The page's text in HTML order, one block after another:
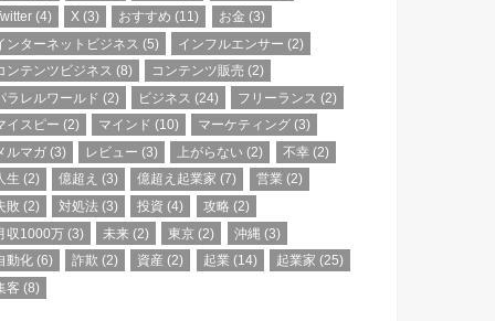
(4) X (3) おすすめ (11) お金 (3)
ンターネットビジネス (5) インフルエンサー (2)
ンテンツビジネス (8) コンテンツ販売 (2)
ラレルワールド (2) ビジネス (24) フリーランス (2)
イスピー (2) マインド (10) マーケティング (3)
ルマガ (3) レビュー (3) 上がらない (2) 不幸(2)
生 (2) 億超え (3) 億超え起業家 (7) 営業 (2)
敗 (2) 対処法 (3) 投資 (4) 攻略 (2)
収1000万 (3) 未来 (2) 東京 (2) 沖縄 (3)
動化 (6) 詐欺 (2) 資産 (2) 起業 (14) 起業家 (25)
客 (8)